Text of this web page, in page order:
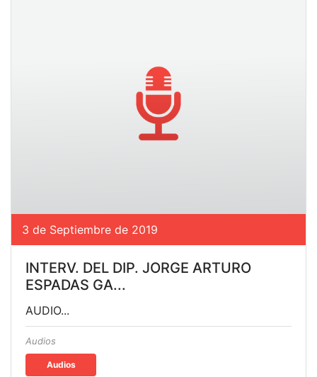
3 de Septiembre de 2019
INTERV. DEL DIP. JORGE ARTURO
ESPADAS GA...
AUDIO...
Audios
Audios